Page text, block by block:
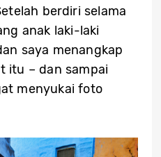
berdiri selama
anak laki-laki
saya menangkap
itu – dan sampai
menyukai foto